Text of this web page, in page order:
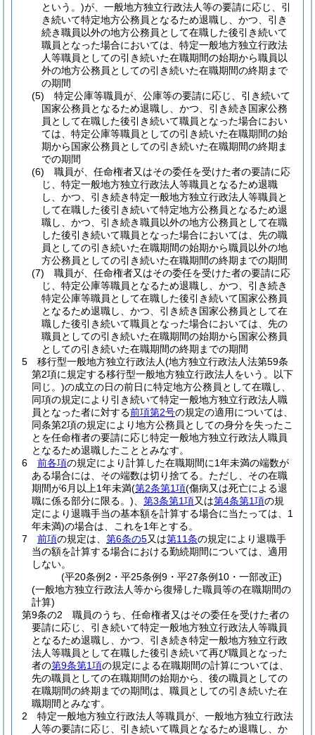
という。)が、一般地方独立行政法人等の要請に応じ、引
き続いて特定地方公務員となるため退職し、かつ、引き
続き職員以外の地方公務員として在職した後引き続いて
職員となった場合においては、特定一般地方独立行政法
人等職員としての引き続いた在職期間の始期から職員以
外の地方公務員としての引き続いた在職期間の終期まで
の期間
(5)
特定公庫等職員が、公庫等の要請に応じ、引き続いて
国家公務員となるため退職し、かつ、引き続き国家公務
員として在職した後引き続いて職員となった場合におい
ては、特定公庫等職員としての引き続いた在職期間の始
期から国家公務員としての引き続いた在職期間の終期ま
での期間
(6)
職員が、任命権者又はその委任を受けた者の要請に応
じ、特定一般地方独立行政法人等職員となるため退職
し、かつ、引き続き特定一般地方独立行政法人等職員と
して在職した後引き続いて特定地方公務員となるため退
職し、かつ、引き続き職員以外の地方公務員として在職
した後引き続いて職員となった場合においては、先の職
員としての引き続いた在職期間の始期から職員以外の地
方公務員としての引き続いた在職期間の終期までの期間
(7)
職員が、任命権者又はその委任を受けた者の要請に応
じ、特定公庫等職員となるため退職し、かつ、引き続き
特定公庫等職員として在職した後引き続いて国家公務員
となるため退職し、かつ、引き続き国家公務員として在
職した後引き続いて職員となった場合においては、先の
職員としての引き続いた在職期間の始期から国家公務員
としての引き続いた在職期間の終期までの期間
5
移行型一般地方独立行政法人(地方独立行政法人法第59条
第2項に規定する移行型一般地方独立行政法人をいう。以下
同じ。)の成立の日の前日に特定地方公務員として在職し、
同項の規定により引き続いて特定一般地方独立行政法人職
員となった者に対する前項第2号の規定の適用については、
同条第2項の規定により地方公務員としての身分を失ったこ
とを任命権者の要請に応じ特定一般地方独立行政法人職員
となるため退職したこととみなす。
6
前各項の規定により計算した在職期間に1年未満の端数が
ある場合には、その端数は切り捨てる。 ただし、その在職
期間が6月以上1年未満(第2条第1項(傷病又は死亡による退
職に係る部分に限る。)
第3条第1項又は第4条第1項の規
定により退職手当の基本額を計算する場合に当たっては、1
年未満)の場合は、これを1年とする。
7
前項の規定は、 第6条の5又は第11条の規定により退職手
当の額を計算する場合における勤続期間については、適用
しない。
(平20条例2・平25条例9・平27条例10・一部改正)
(一般地方独立行政法人等から復帰した職員等の在職期間の
計算)
第9条の2
職員のうち、任命権者又はその委任を受けた者の
要請に応じ、引き続いて特定一般地方独立行政法人等職員
となるため退職し、かつ、引き続き特定一般地方独立行政
法人等職員として在職した後引き続いて再び職員となった
者の第9条第1項の規定による在職期間の計算については、
先の職員としての在職期間の始期から、後の職員としての
在職期間の終期までの期間は、職員としての引き続いた在
職期間とみなす。
2
特定一般地方独立行政法人等職員が、一般地方独立行政法
人等の要請に応じ、引き続いて職員となるため退職し、か